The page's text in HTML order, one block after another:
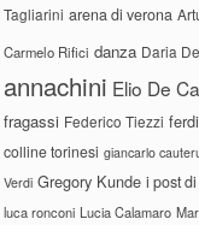
Tagliarini arena di verona
Carmelo Rifici danza Daria
annachini Elio De
fragassi Federico Tiezzi
colline torinesi giancarlo
Verdi Gregory Kunde i post
luca ronconi Lucia Calamaro